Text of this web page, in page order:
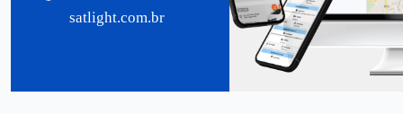
satlight.com.br